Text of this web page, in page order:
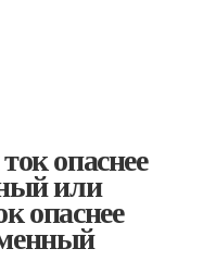
опаснее
или
опаснее